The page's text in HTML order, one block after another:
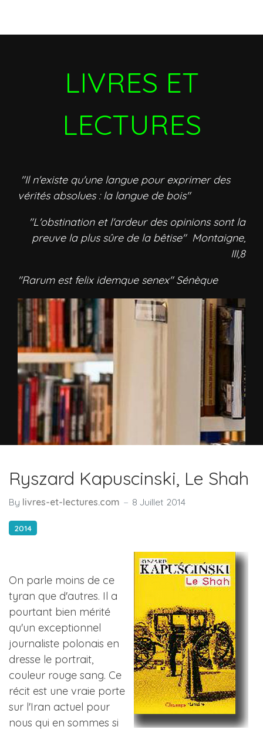
LIVRES ET
LECTURES
"Il n'existe qu'une langue pour exprimer des
vérités absolues : la langue de bois"
"L'obstination et l'ardeur des opinions sont la
preuve la plus sûre de la bêtise" Montaigne,
III,8
"Rarum est felix idemque senex" Sénèque
Ryszard Kapuscinski, Le Shah
By livres-et-lectures.com 8 Juillet 2014
2014
On parle moins de ce
tyran que d'autres. Il a
pourtant bien mérité
qu'un exceptionnel
journaliste polonais en
dresse le portrait,
couleur rouge sang. Ce
récit est une vraie porte
sur l'Iran actuel pour
nous qui en sommes si